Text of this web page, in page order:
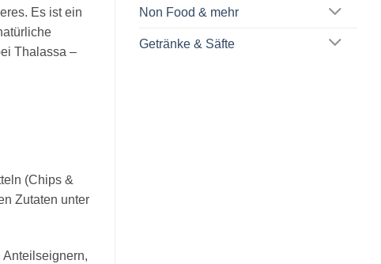
Non Food & mehr
Getränke & Säfte
Es ist ein
Thalassa –
(Chips &
Zutaten unter